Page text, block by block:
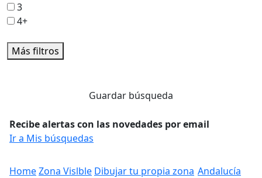
3
4+
Más filtros
Guardar búsqueda
Recibe alertas con las novedades por email
Ir a Mis búsquedas
HomeZona Vislble Dibujar tu propia zona Andalucía